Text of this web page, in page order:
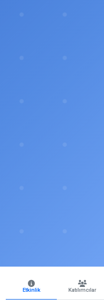
Etkinlik Katılımcılar